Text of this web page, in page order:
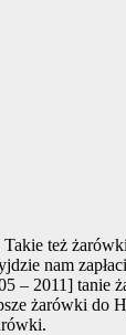
też
nam
2011] tanie
żarówki